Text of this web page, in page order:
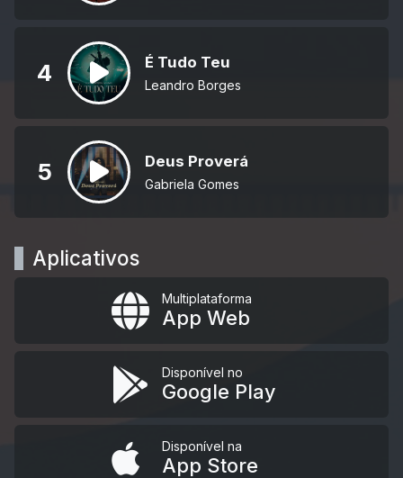
4 É Tudo Teu
Leandro Borges
5 Deus Proverá
Gabriela Gomes
Aplicativos
Multiplataforma
App Web
Disponível no
Google Play
Disponível na
App Store